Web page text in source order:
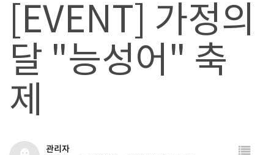
[EVENT] 가정의
달 "능성어" 축
제
관리자